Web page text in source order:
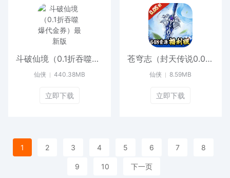
斗破仙境（0.1折吞噬爆代金券）最新版
仙侠 440.38MB
立即下载
苍穹志（封天传说0.05折）手机版
仙侠 8.59MB
立即下载
1 2 3 4 5 6 7 8
9 10 下一页